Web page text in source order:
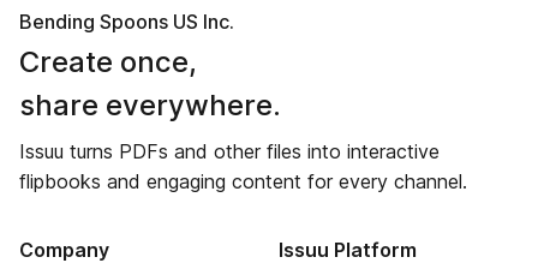
Bending Spoons US Inc.
Create once,
share everywhere.
Issuu turns PDFs and other files into interactive
flipbooks and engaging content for every channel.
Company Issuu Platform